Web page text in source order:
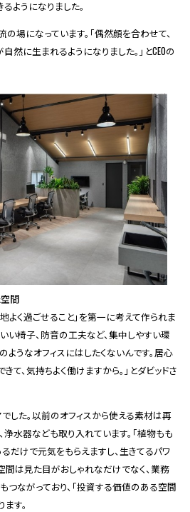
ようになりました。
場になっています。「偶然顔を合わせて、
然に生まれるようになりました。」とCEOの
間
よく過ごせること」を第一に考えて作られま
い椅子、防音の工夫など、集中しやすい環
ようなオフィスにはしたくないんです。居心
て、気持ちよく働けますから。」とダビッドさ
した。以前のオフィスから使える素材は再
浄水器なども取り入れています。「植物もも
だけで元気をもらえますし、生きてるパワ
間は見た目がおしゃれなだけでなく、業務
ながっており、「投資する価値のある空間
す。